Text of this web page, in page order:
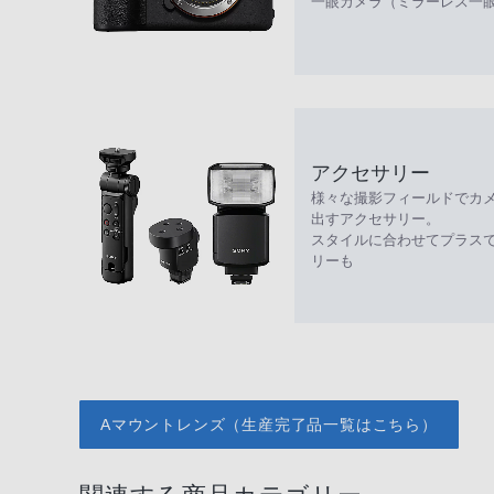
アクセサリー
様々な撮影フィールドでカ
出すアクセサリー。
スタイルに合わせてプラス
リーも
Aマウントレンズ（生産完了品一覧はこちら）